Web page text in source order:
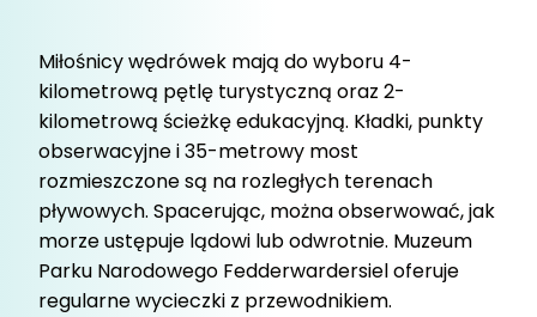
Miłośnicy wędrówek mają do wyboru 4-
kilometrową pętlę turystyczną oraz 2-
kilometrową ścieżkę edukacyjną. Kładki, punkty
obserwacyjne i 35-metrowy most
rozmieszczone są na rozległych terenach
pływowych. Spacerując, można obserwować, jak
morze ustępuje lądowi lub odwrotnie. Muzeum
Parku Narodowego Fedderwardersiel oferuje
regularne wycieczki z przewodnikiem.